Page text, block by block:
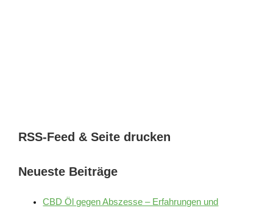
RSS-Feed & Seite drucken
Neueste Beiträge
CBD Öl gegen Abszesse – Erfahrungen und